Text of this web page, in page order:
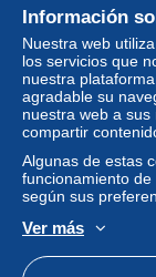
vendedor.
Información
Nuestra web
los servicios que
nuestra
agradable su
nuestra web a
compartir
Algunas de estas
funcionamiento
según sus
Ver más
Comprar en
Vender en
Una página